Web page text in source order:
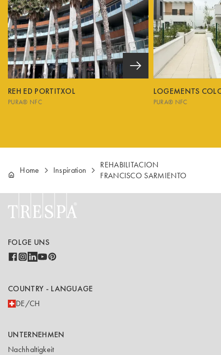
REH ED PORTITXOL
PURA® NFC
LOGEMENTS
PURA® NFC
Home Inspiration
REHABILITACION
FRANCISCO SARMIENTO
FOLGE UNS
COUNTRY - LANGUAGE
DE/CH
UNTERNEHMEN
Nachhaltigkeit